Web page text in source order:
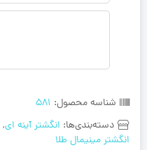
شناسه محصول: 581
دسته‌بندی‌ها: انگشتر آینه ای,
انگشتر مینیمال طلا